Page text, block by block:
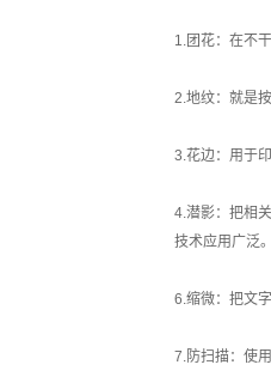
1.团花：在不
2.地纹：就是
3.花边：用于
4.潜影：把相
技术应用广泛。
6.缩微：把文
7.防扫描：使